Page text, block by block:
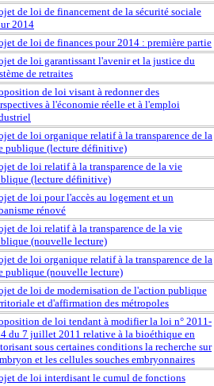
de loi de financement de la sécurité sociale
2014
de loi de finances pour 2014 : première partie
de loi garantissant l'avenir et la justice du
de retraites
de loi visant à redonner des
à l'économie réelle et à l'emploi
de loi organique relatif à la transparence de la
publique (lecture définitive)
de loi relatif à la transparence de la vie
(lecture définitive)
de loi pour l'accès au logement et un
rénové
de loi relatif à la transparence de la vie
(nouvelle lecture)
de loi organique relatif à la transparence de la
publique (nouvelle lecture)
de loi de modernisation de l'action publique
et d'affirmation des métropoles
de loi tendant à modifier la loi n° 2011-
du 7 juillet 2011 relative à la bioéthique en
sous certaines conditions la recherche sur
et les cellules souches embryonnaires
de loi interdisant le cumul de fonctions